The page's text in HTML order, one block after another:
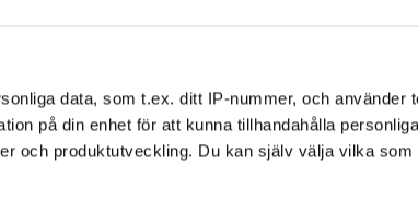
data, som t.ex. ditt IP-nummer, och använder
på din enhet för att kunna tillhandahålla
och produktutveckling. Du kan själv välja vilka som
och skär. Sommaren på
och sjövägsregler.
en studiecirkel om du